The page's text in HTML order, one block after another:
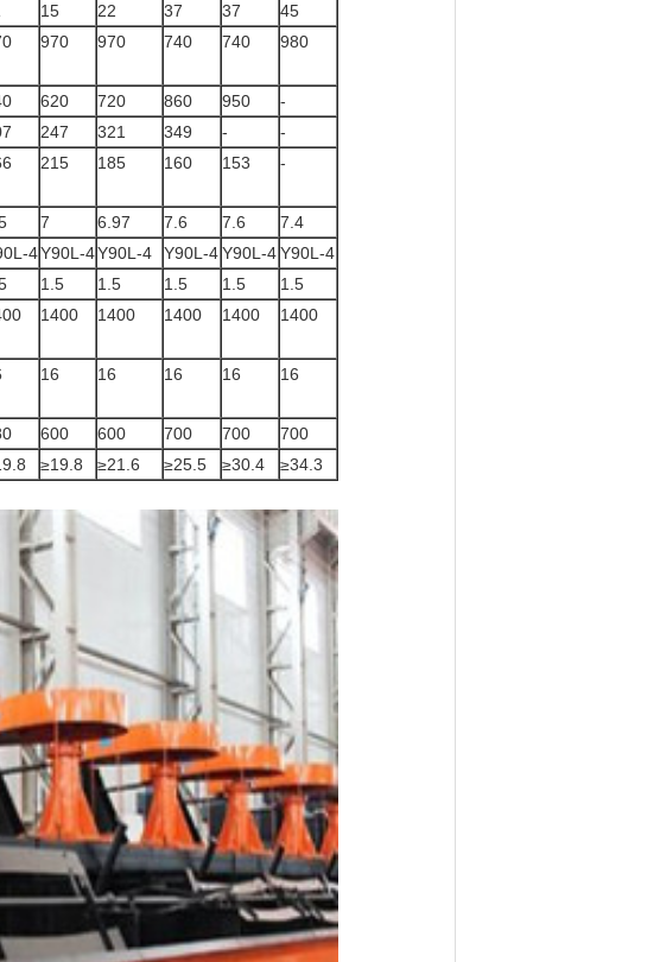
15 22 37 37
45
970 970 740 740 980
620 720 860 950
-
247 321 349 -
-
215 185 160 153 -
7 6.97 7.6 7.6
7.4
4Y90L-4Y90L-4 Y90L-4Y90L-4Y90L-4
1.5 1.5 1.5 1.5
1.5
1400 1400 1400 1400 1400
16 16 16 16 16
600 600 700 700
700
≥19.8 ≥21.6 ≥25.5 ≥30.4 ≥34.3